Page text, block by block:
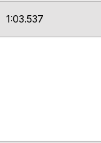
1:03.537